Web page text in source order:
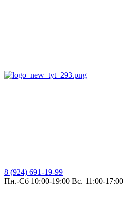
8 (924) 691-19-99
Пн.-Сб 10:00-19:00 Вс. 11:00-17:00